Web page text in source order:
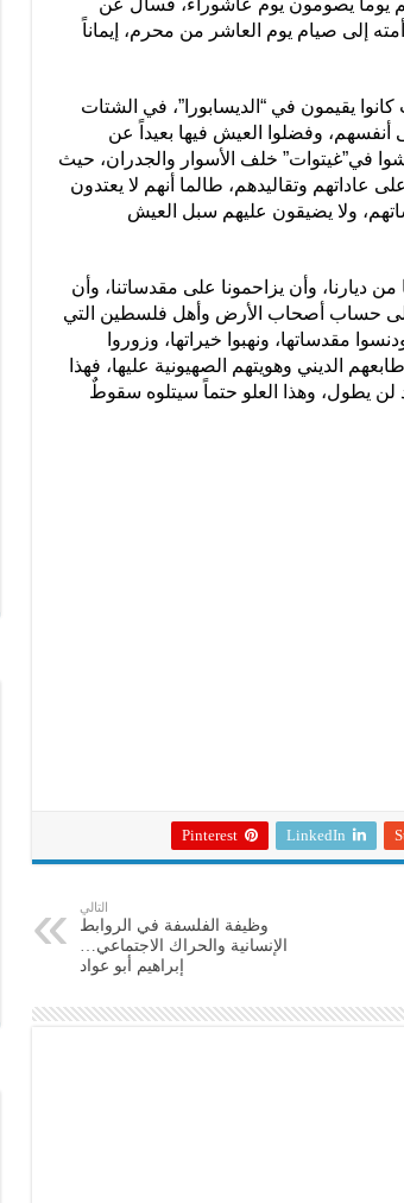
يوماً يصومون يوم عاشوراء، فسأل عن
إلى صيام يوم العاشر من محرم، إيماناً
كانوا يقيمون في “الديسابورا”، في الشتات
أنفسهم، وفضلوا العيش فيها بعيداً عن
في”غيتوات” خلف الأسوار والجدران، حيث
وتقاليدهم، طالما أنهم لا يعتدون
ولا يضيقون عليهم سبل العيش
من ديارنا، وأن يزاحمونا على مقدساتنا، وأن
على حساب أصحاب الأرض وأهل فلسطين التي
مقدساتها، ونهبوا خيراتها، وزوروا
الديني وهويتهم الصهيونية عليها، فهذا
لن يطول، وهذا العلو حتماً سيتلوه سقوطٌ
LinkedIn
Pinterest
التالي
وظيفة الفلسفة في الروابط
الإنسانية والحراك الاجتماعي…
إبراهيم أبو عواد